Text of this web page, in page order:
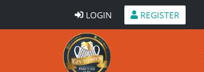
LOGIN REGISTER